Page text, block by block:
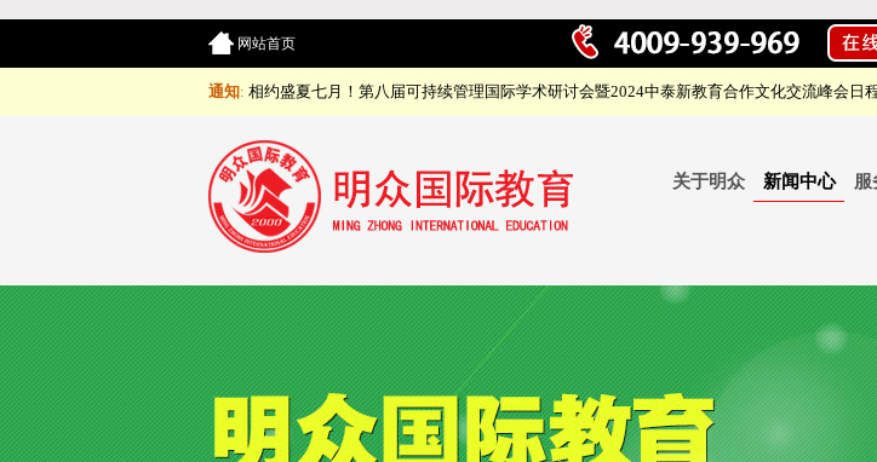
网站首页
通知: 相约盛夏七月！第八届可持续管理国际学术研讨会暨2024中泰新教育合作文化交流峰会日
关于明众 新闻中心 服